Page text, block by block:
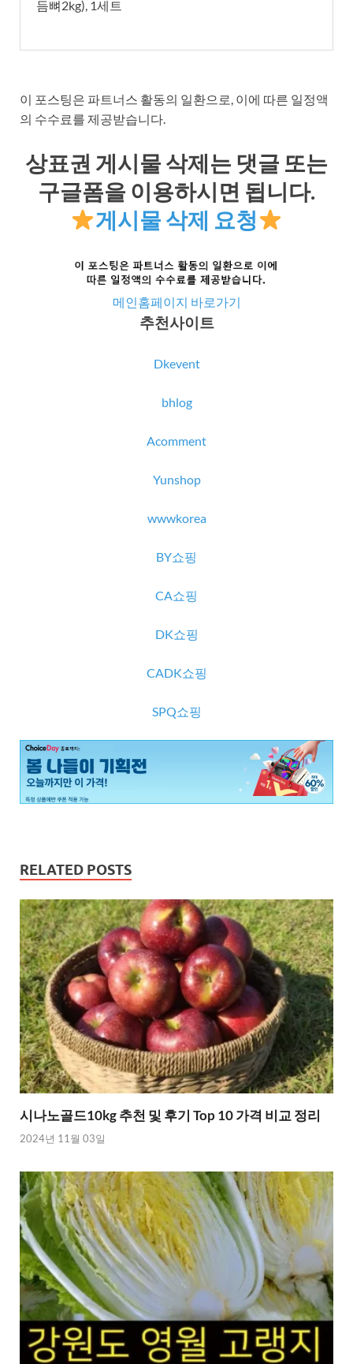
듬뼈2kg), 1세트
이 포스팅은 파트너스 활동의 일환으로, 이에 따른 일정액
의 수수료를 제공받습니다.
상표권 게시물 삭제는 댓글 또는
구글폼을 이용하시면 됩니다.
게시물 삭제 요청
메인홈페이지 바로가기
추천사이트
Dkevent
bhlog
Acomment
Yunshop
wwwkorea
BY쇼핑
CA쇼핑
DK쇼핑
CADK쇼핑
SPQ쇼핑
RELATED POSTS
시나노골드10kg 추천 및 후기 Top 10 가격 비교 정리
2024년 11월 03일